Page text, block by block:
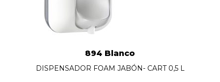
894 Blanco
DISPENSADOR FOAM JABÓN- CART 0,5 L